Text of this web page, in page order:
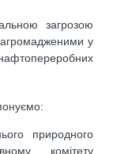
загрозою
у
природного
комітету